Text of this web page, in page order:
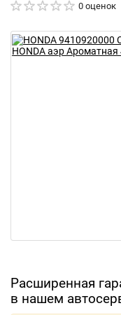
0 оценок
Расширенная
в нашем